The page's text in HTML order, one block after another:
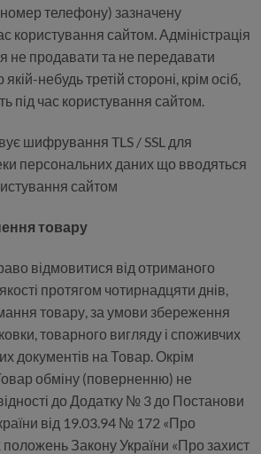
телефону) зазначену
користування сайтом. Адміністрація
не продавати та не передавати
небудь третій стороні, крім осіб,
під час користування сайтом.
шифрування TLS / SSL для
персональних даних що вводяться
сайтом
товару
відмовитися від отриманого
протягом чотирнадцяти днів,
товару, за умови збереження
товарного вигляду і споживчих
документів на Товар. Окрім
обміну (поверненню) не
до Додатку № 3 до Постанови
від 19.03.94 № 172 «Про
Закону України «Про захист